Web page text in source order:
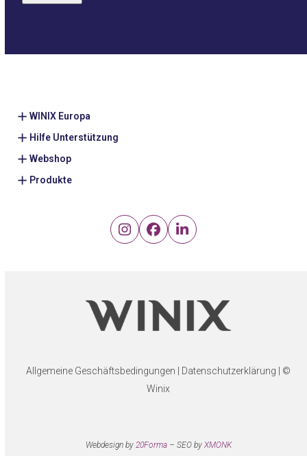
WINIX Europa
Hilfe Unterstützung
Webshop
Produkte
Instagram
FacebookLinkedIn
Allgemeine Geschäftsbedingungen Datenschutzerklärung | ©
Winix
Webdesign by 20Forma– SEO by XMONK